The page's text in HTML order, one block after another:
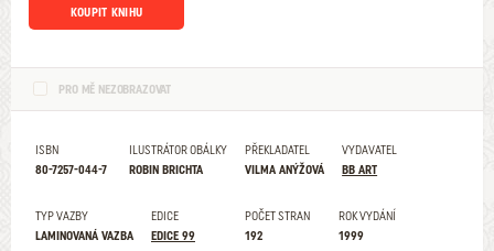
KOUPIT KNIHU
PRO MĚ NEZOBRAZOVAT
ISBN
80-7257-044-7
ILUSTRÁTOR OBÁLKY
ROBIN BRICHTA
PŘEKLADATEL
VILMA ANÝŽOVÁ
VYDAVATEL
BB ART
TYP VAZBY
LAMINOVANÁ VAZBA
EDICE
EDICE 99
POČET STRAN
192
ROK VYDÁNÍ
1999